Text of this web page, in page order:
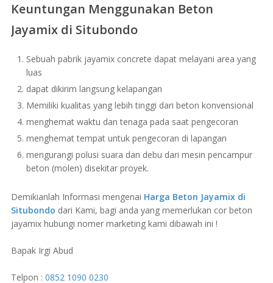
Keuntungan Menggunakan Beton
Jayamix di Situbondo
Sebuah pabrik jayamix concrete dapat melayani area yang
luas
dapat dikirim langsung kelapangan
Memiliki kualitas yang lebih tinggi dari beton konvensional
menghemat waktu dan tenaga pada saat pengecoran
menghemat tempat untuk pengecoran di lapangan
mengurangi polusi suara dan debu dari mesin pencampur
beton (molen) disekitar proyek.
Demikianlah Informasi mengenai Harga Beton Jayamix di
Situbondo dari Kami, bagi anda yang memerlukan cor beton
jayamix hubungi nomer marketing kami dibawah ini !
Bapak Irgi Abud
Telpon : 0852 1090 0230